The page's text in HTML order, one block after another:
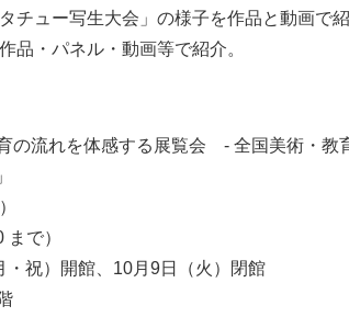
チュー写生大会」の様子を作品と動画で紹
品・パネル・動画等で紹介。
の流れを体感する展覧会 - 全国美術・教
で）
祝）開館、10月9日（火）閉館